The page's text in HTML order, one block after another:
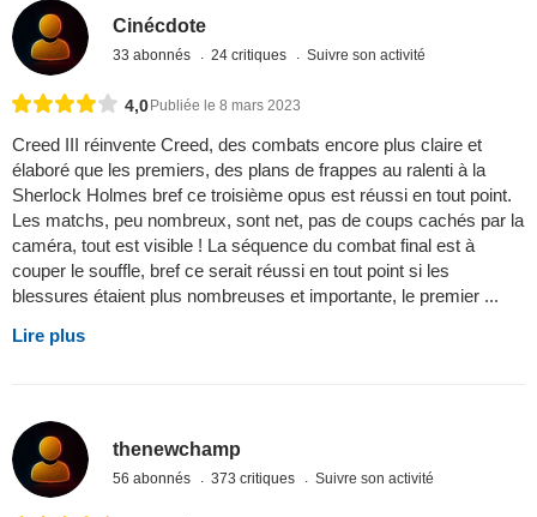
Cinécdote
33 abonnés 24 critiques Suivre son activité
4,0 Publiée le 8 mars 2023
Creed III réinvente Creed, des combats encore plus claire et
élaboré que les premiers, des plans de frappes au ralenti à la
Sherlock Holmes bref ce troisième opus est réussi en tout point.
Les matchs, peu nombreux, sont net, pas de coups cachés par la
caméra, tout est visible ! La séquence du combat final est à
couper le souffle, bref ce serait réussi en tout point si les
blessures étaient plus nombreuses et importante, le premier ...
Lire plus
thenewchamp
56 abonnés 373 critiques Suivre son activité